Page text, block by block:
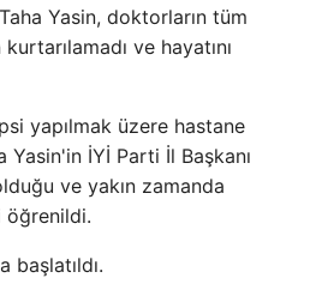
Yasin, doktorların tüm
ve hayatını
yapılmak üzere hastane
Yasin'in İYİ Parti İl Başkanı
ve yakın zamanda
öğrenildi.
başlatıldı.